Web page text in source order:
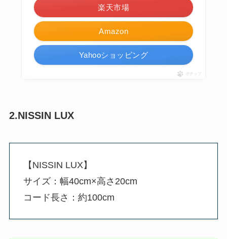
Amazon
楽天市場
Yahooショッピング
ポチップ
2.NISSIN LUX
【NISSIN LUX】
サイズ：幅40cm×高さ20cm
コード長さ：約100cm